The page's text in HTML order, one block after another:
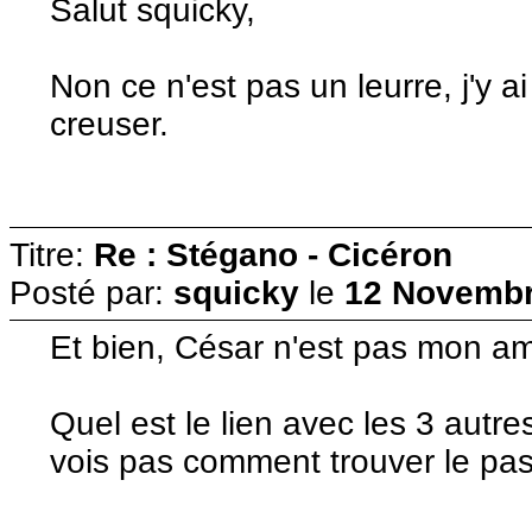
Salut squicky,
Non ce n'est pas un leurre, j'y
creuser.
Titre: Re : Stégano - Cicéron
Posté par: squicky le 12
Et bien, César n'est pas mon
Quel est le lien avec les 3
vois pas comment trouver le